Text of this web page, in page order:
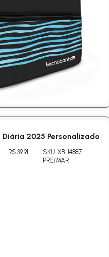
Diária 2025 Personalizado
R$ 39.91
SKU: XB-14887-
PRE/MAR